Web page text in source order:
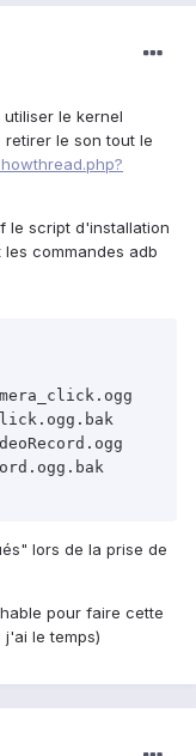
le kernel
retirer le son tout le
le script d'installation
commandes adb
lors de la prise de
pour faire cette
le temps)